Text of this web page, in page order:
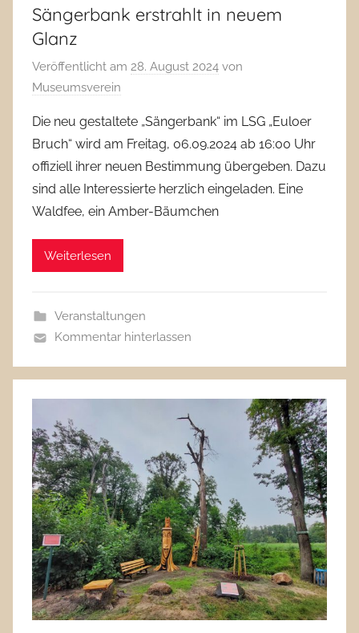
Sängerbank erstrahlt in neuem
Glanz
Veröffentlicht am 28. August 2024 von
Museumsverein
Die neu gestaltete „Sängerbank“ im LSG „Euloer
Bruch“ wird am Freitag, 06.09.2024 ab 16:00 Uhr
offiziell ihrer neuen Bestimmung übergeben. Dazu
sind alle Interessierte herzlich eingeladen. Eine
Waldfee, ein Amber-Bäumchen
Weiterlesen
Veranstaltungen
Kommentar hinterlassen